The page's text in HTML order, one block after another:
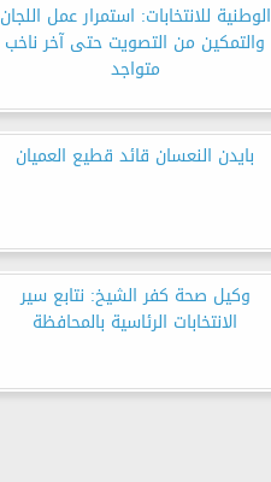
الوطنية للانتخابات: استمرار عمل اللجان
والتمكين من التصويت حتى آخر ناخب
متواجد
بايدن النعسان قائد قطيع العميان
وكيل صحة كفر الشيخ: نتابع سير
الانتخابات الرئاسية بالمحافظة